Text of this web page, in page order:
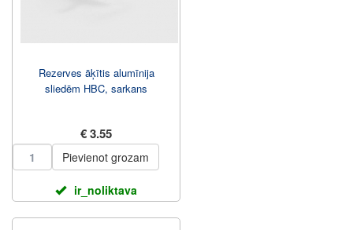
Rezerves āķītis alumīnija
sliedēm HBC, sarkans
€ 3.55
Pievienot grozam
ir_noliktava